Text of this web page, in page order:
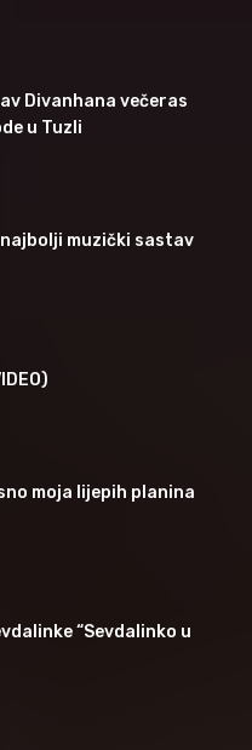
Divanhana večeras
u Tuzli
muzički sastav
moja lijepih planina
“Sevdalinko u